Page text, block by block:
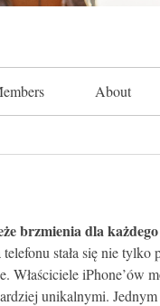
About
brzmienia dla
stała się nie tylko
Właściciele iPhone’ów
unikalnymi.